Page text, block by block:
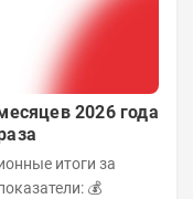
2026 года
итоги за